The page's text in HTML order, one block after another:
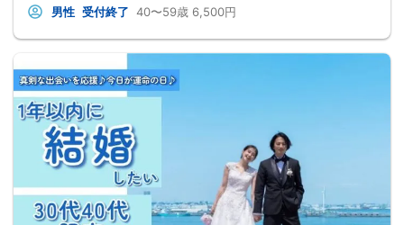
男性 受付終了 40〜59歳 6,500円